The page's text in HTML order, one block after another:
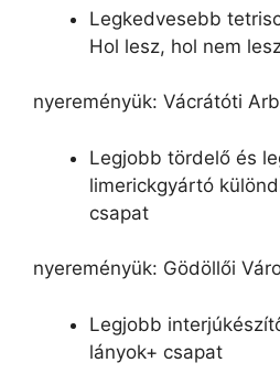
Legkedvesebb
Hol lesz, hol nem
nyereményük: Vácrátóti
Legjobb tördelő és
limerickgyártó
csapat
nyereményük: Gödöllői
Legjobb
lányok+ csapat